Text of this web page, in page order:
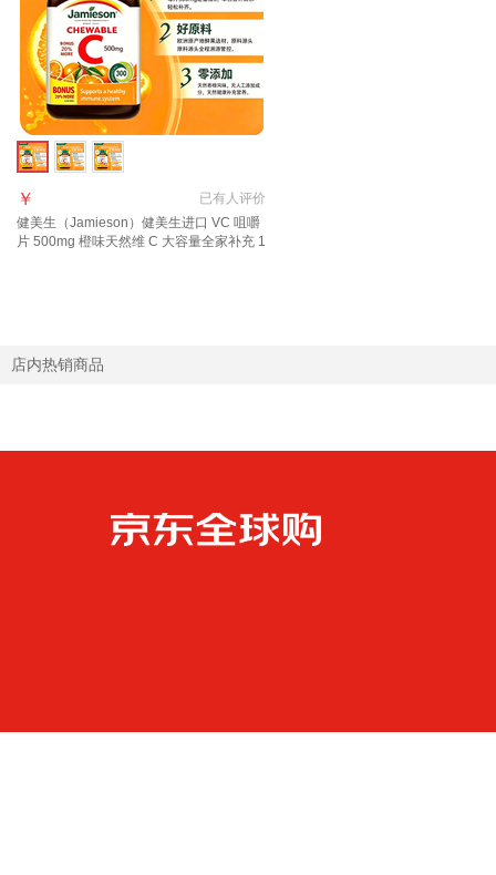
已有人评价
￥
健美生（Jamieson）健美生进口 VC 咀嚼
片 500mg 橙味天然维 C 大容量全家补充 1
店内热销商品